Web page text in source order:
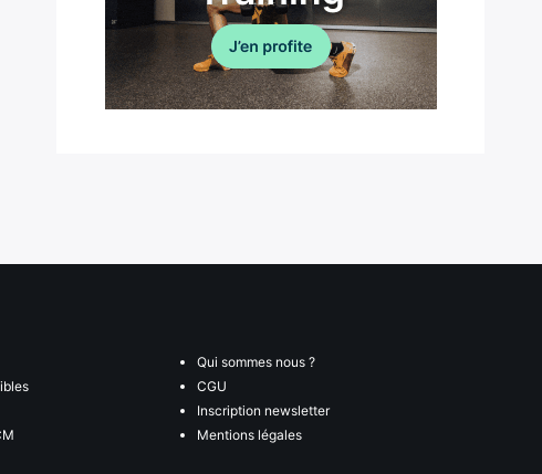
Qui sommes nous ?
CGU
Inscription newsletter
Mentions légales